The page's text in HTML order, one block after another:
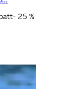
- 25 %